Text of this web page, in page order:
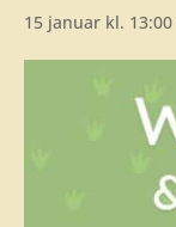
15 januar kl. 13:00